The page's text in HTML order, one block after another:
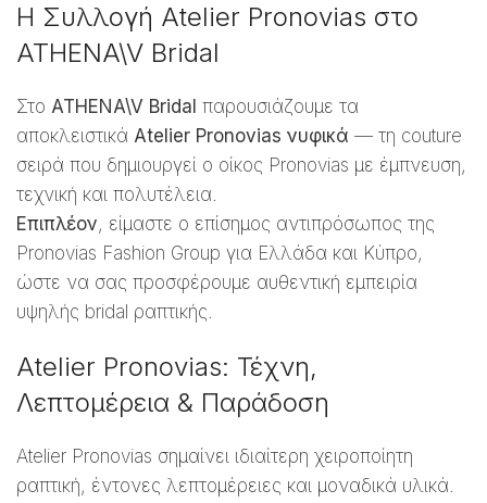
Η Συλλογή Atelier Pronovias στο
ATHENA\V Bridal
Στο ATHENA\V Bridal παρουσιάζουμε τα
αποκλειστικά Atelier Pronovias νυφικά — τη couture
σειρά που δημιουργεί ο οίκος Pronovias με έμπνευση,
τεχνική και πολυτέλεια.
Επιπλέον, είμαστε ο επίσημος αντιπρόσωπος της
Pronovias Fashion Group για Ελλάδα και Κύπρο,
ώστε να σας προσφέρουμε αυθεντική εμπειρία
υψηλής bridal ραπτικής.
Atelier Pronovias: Τέχνη,
Λεπτομέρεια & Παράδοση
Atelier Pronovias σημαίνει ιδιαίτερη χειροποίητη
ραπτική, έντονες λεπτομέρειες και μοναδικά υλικά.